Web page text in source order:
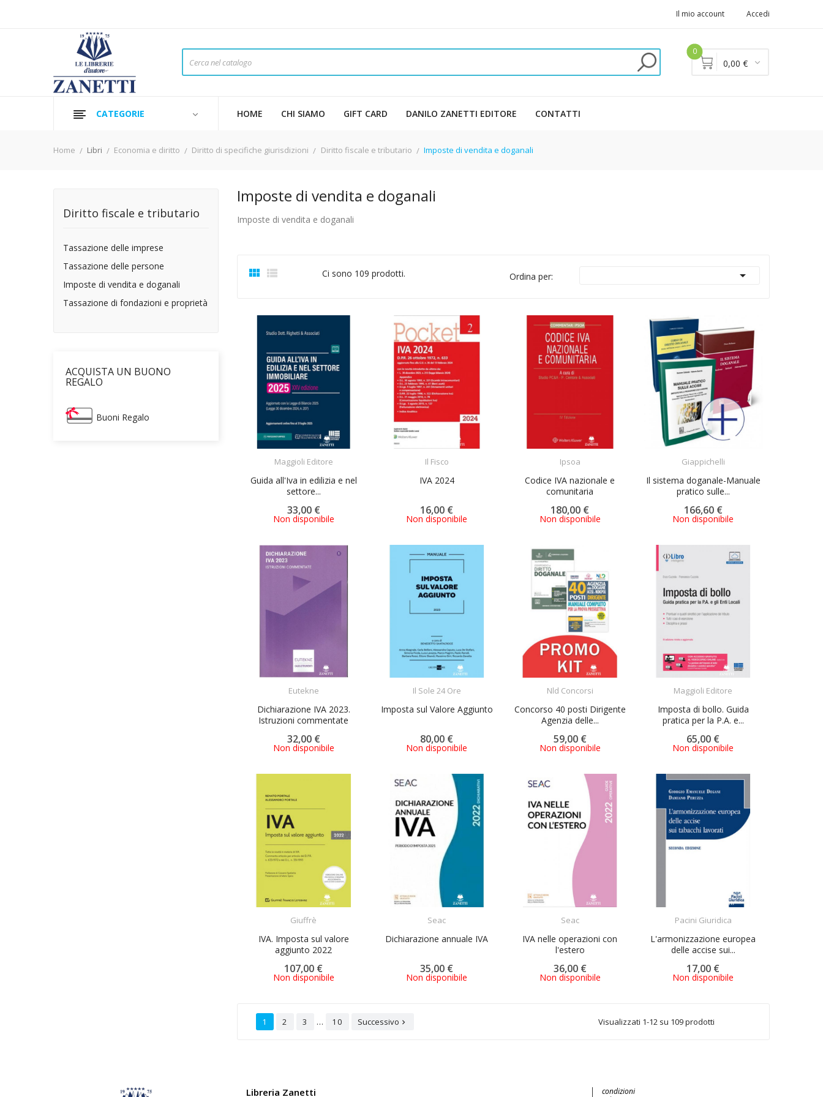
Il mio account Accedi
0
0,00 €
CATEGORIE HOME CHI SIAMO GIFT CARD DANILO ZANETTI EDITORE CONTATTI
Home Libri Economia e diritto Diritto di specifiche giurisdizioni Diritto fiscale e tributario Imposte di vendita e doganali
Diritto fiscale e tributario
Tassazione delle imprese
Tassazione delle persone
Imposte di vendita e doganali
Tassazione di fondazioni e proprietà
ACQUISTA UN BUONO
REGALO
Buoni Regalo
Imposte di vendita e doganali
Imposte di vendita e doganali
  Ci sono 109 prodotti. Ordina per: 
Maggioli Editore
Guida all'Iva in edilizia e nel
settore...
33,00 €
Non disponibile
Il Fisco
IVA 2024
16,00 €
Non disponibile
Ipsoa
Codice IVA nazionale e
comunitaria
180,00 €
Non disponibile
Giappichelli
Il sistema doganale-Manuale
pratico sulle...
166,60 €
Non disponibile
Eutekne
Dichiarazione IVA 2023.
Istruzioni commentate
32,00 €
Non disponibile
Il Sole 24 Ore
Imposta sul Valore Aggiunto
80,00 €
Non disponibile
Nld Concorsi
Concorso 40 posti Dirigente
Agenzia delle...
59,00 €
Non disponibile
Maggioli Editore
Imposta di bollo. Guida
pratica per la P.A. e...
65,00 €
Non disponibile
Giuffrè
IVA. Imposta sul valore
aggiunto 2022
107,00 €
Non disponibile
Seac
Dichiarazione annuale IVA
35,00 €
Non disponibile
Seac
IVA nelle operazioni con
l'estero
36,00 €
Non disponibile
Pacini Giuridica
L'armonizzazione europea
delle accise sui...
17,00 €
Non disponibile
1 2 3 … 10 Successivo  Visualizzati 1-12 su 109 prodotti
Libreria Zanetti
condizioni